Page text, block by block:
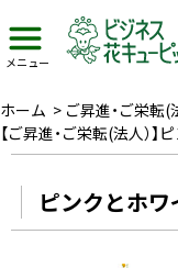
メニュー
ホーム > ご昇進・ご栄転(
【ご昇進・ご栄転(法人）
ピンクとホ